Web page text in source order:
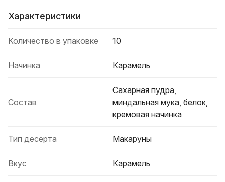
Характеристики
Количество в упаковке 10
Начинка Карамель
Состав
Сахарная пудра,
миндальная мука, белок,
кремовая начинка
Тип десерта Макаруны
Вкус Карамель